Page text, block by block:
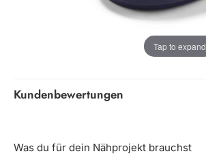
Tap to expand
Kundenbewertungen
Was du für dein Nähprojekt brauchst